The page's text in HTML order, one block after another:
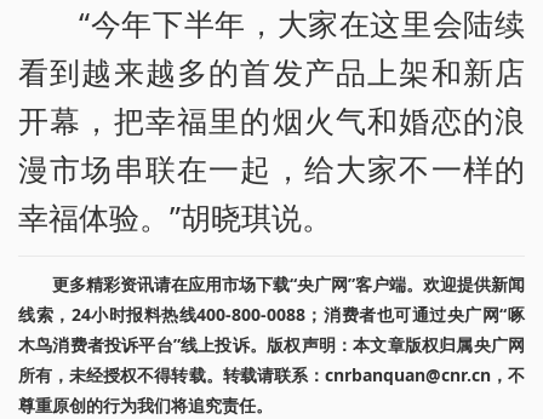
“今年下半年，大家在这里会陆续
看到越来越多的首发产品上架和新店
开幕，把幸福里的烟火气和婚恋的浪
漫市场串联在一起，给大家不一样的
幸福体验。”胡晓琪说。
更多精彩资讯请在应用市场下载“央广网”客户端。欢迎提供新闻
线索，24小时报料热线400-800-0088；消费者也可通过央广网“啄
木鸟消费者投诉平台”线上投诉。版权声明：本文章版权归属央广网
所有，未经授权不得转载。转载请联系：cnrbanquan@cnr.cn，不
尊重原创的行为我们将追究责任。